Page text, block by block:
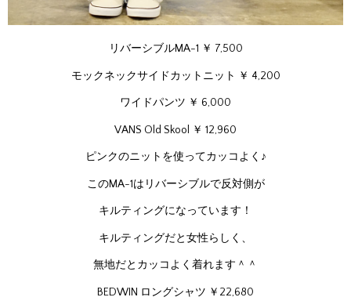
リバーシブルMA-1 ￥ 7,500
モックネックサイドカットニット ￥ 4,200
ワイドパンツ ￥ 6,000
VANS Old Skool ￥ 12,960
ピンクのニットを使ってカッコよく♪
このMA-1はリバーシブルで反対側が
キルティングになっています！
キルティングだと女性らしく、
無地だとカッコよく着れます＾＾
BEDWIN ロングシャツ ￥22,680